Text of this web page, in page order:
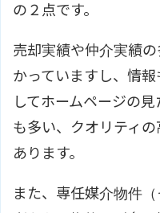
の２点です。
売却実績や仲介実績
かっていますし、情
してホームページの
も多い、クオリティ
あります。
また、専任媒介物件